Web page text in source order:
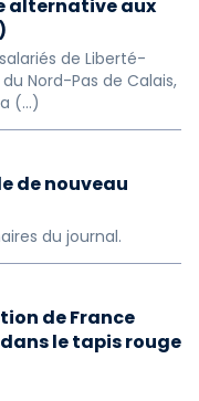
alternative aux
de Liberté-
Nord-Pas de Calais,
(…)
de nouveau
du journal.
de France
le tapis rouge